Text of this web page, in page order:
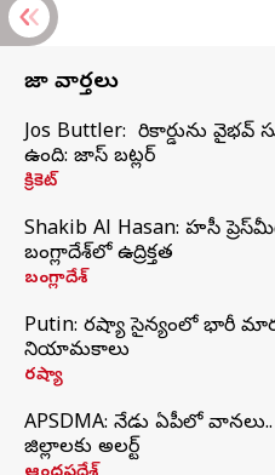
తాజా వార్తలు
Jos Buttler: నా రికార్డును
ఉంది: జాస్ బట్లర్
క్రికెట్
Shakib Al Hasan: హసీనా
బంగ్లాదేశ్‌లో ఉద్రిక్తత
బంగ్లాదేశ్
Putin: రష్యా సైన్యంలో భారీ
నియామకాలు
రష్యా
APSDMA: నేడు ఏపీలో
జిల్లాలకు అలర్ట్